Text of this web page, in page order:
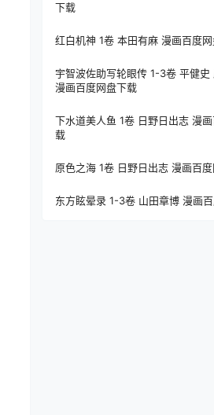
下载
红白机神 1卷 本田有麻 漫画百度
宇智波佐助写轮眼传 1-3卷 平健史
漫画百度网盘下载
下水道美人鱼 1卷 日野日出志 漫
载
原色之海 1卷 日野日出志 漫画百
东方眩晕录 1-3卷 山田章博 漫画